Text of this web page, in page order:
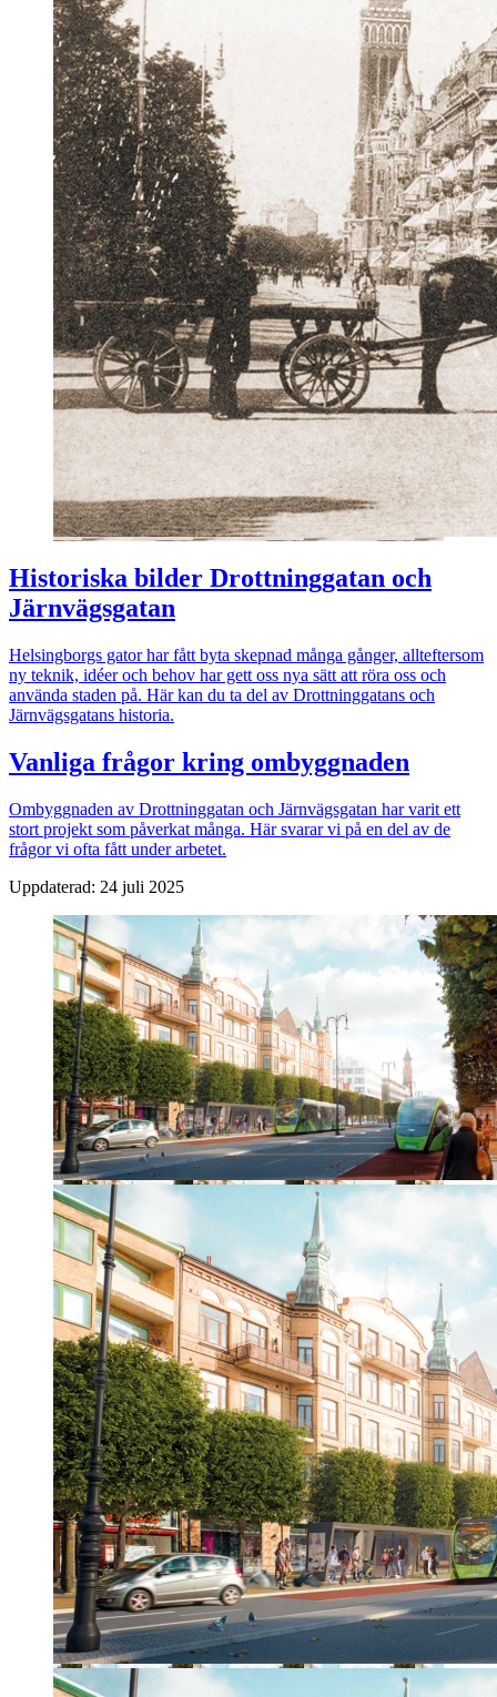
Historiska bilder Drottninggatan och
Järnvägsgatan
Helsingborgs gator har fått byta skepnad många gånger, allteftersom
ny teknik, idéer och behov har gett oss nya sätt att röra oss och
använda staden på. Här kan du ta del av Drottninggatans och
Järnvägsgatans historia.
Vanliga frågor kring ombyggnaden
Ombyggnaden av Drottninggatan och Järnvägsgatan har varit ett
stort projekt som påverkat många. Här svarar vi på en del av de
frågor vi ofta fått under arbetet.
Uppdaterad: 24 juli 2025